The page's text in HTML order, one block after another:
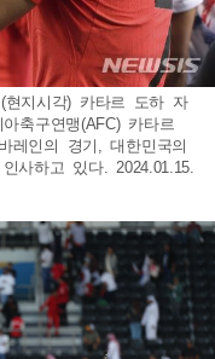
지시각) 카타르 도하 자
축구연맹(AFC) 카타르
레인의 경기, 대한민국의
사하고 있다. 2024.01.15.